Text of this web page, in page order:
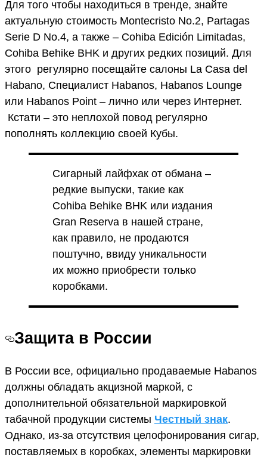
Для того чтобы находиться в тренде, знайте
актуальную стоимость Montecristo No.2, Partagas
Serie D No.4, а также – Cohiba Edición Limitadas,
Cohiba Behike BHK и других редких позиций. Для
этого регулярно посещайте салоны La Casa del
Habano, Специалист Habanos, Habanos Lounge
или Habanos Point – лично или через Интернет.
Кстати – это неплохой повод регулярно
пополнять коллекцию своей Кубы.
Сигарный лайфхак от обмана –
редкие выпуски, такие как
Cohiba Behike BHK или издания
Gran Reserva в нашей стране,
как правило, не продаются
поштучно, ввиду уникальности
их можно приобрести только
коробками.
Защита в России
В России все, официально продаваемые Habanos
должны обладать акцизной маркой, с
дополнительной обязательной маркировкой
табачной продукции системы Честный знак.
Однако, из-за отсутствия целофонирования сигар,
поставляемых в коробках, элементы маркировки